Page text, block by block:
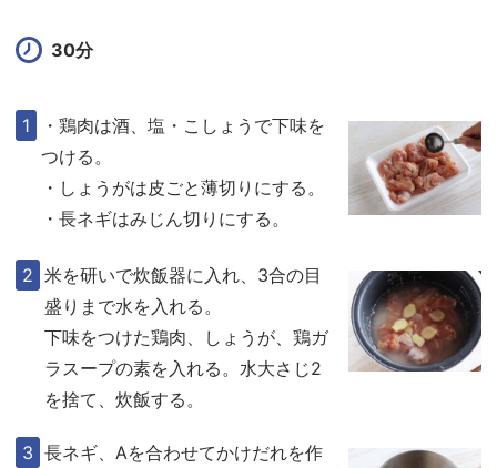
30分
・鶏肉は酒、塩・こしょうで下味を
つける。
・しょうがは皮ごと薄切りにする。
・長ネギはみじん切りにする。
米を研いで炊飯器に入れ、3合の目
盛りまで水を入れる。
下味をつけた鶏肉、しょうが、鶏ガ
ラスープの素を入れる。水大さじ2
を捨て、炊飯する。
長ネギ、Aを合わせてかけだれを作